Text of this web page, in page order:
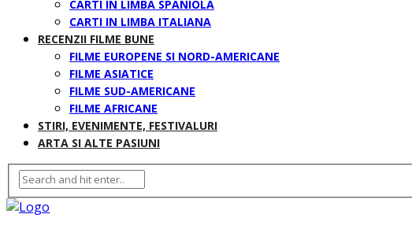
CARTI IN LIMBA SPANIOLA
CARTI IN LIMBA ITALIANA
RECENZII FILME BUNE
FILME EUROPENE SI NORD-AMERICANE
FILME ASIATICE
FILME SUD-AMERICANE
FILME AFRICANE
STIRI, EVENIMENTE, FESTIVALURI
ARTA SI ALTE PASIUNI